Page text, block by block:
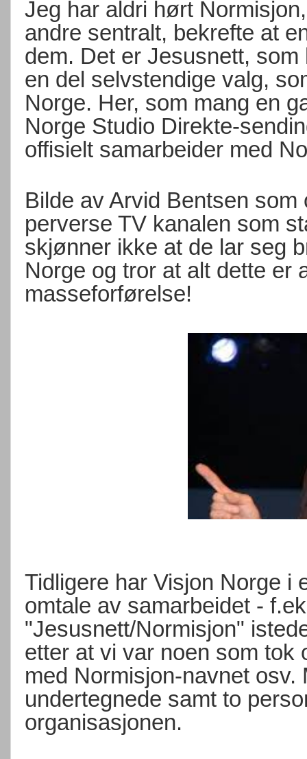
Jeg har aldri hørt
andre sentralt, bekrefte at
dem. Det er Jesusnett,
en del selvstendige valg,
Norge. Her, som mang en
Norge Studio Direkte-
offisielt samarbeider med
Bilde av Arvid Bentsen
perverse TV kanalen som
skjønner ikke at de lar seg
Norge og tror at alt dette er
masseforførelse!
Tidligere har Visjon Norge i
omtale av samarbeidet -
"Jesusnett/Normisjon"
etter at vi var noen som tok
med Normisjon-navnet osv.
undertegnede samt to
organisasjonen.